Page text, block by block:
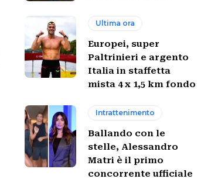
Ultima ora
Europei, super
Paltrinieri e argento
Italia in staffetta
mista 4 x 1,5 km fondo
Intrattenimento
Ballando con le
stelle, Alessandro
Matri è il primo
concorrente ufficiale